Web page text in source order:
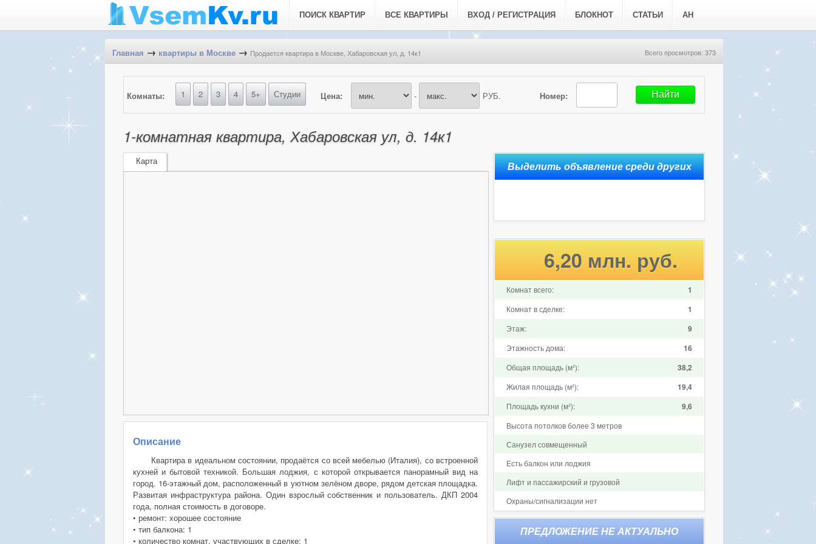
ПОИСК КВАРТИР ВСЕ КВАРТИРЫ ВХОД / РЕГИСТРАЦИЯ БЛОКНОТ СТАТЬИ АН
Главная → квартиры в Москве → Продается квартира в Москве, Хабаровская ул, д. 14к1 Всего просмотров: 373
Номер:
Комнаты: 1 2 3 4 5+ Студии Цена: - РУБ.
1-комнатная квартира, Хабаровская ул, д. 14к1
Карта
Описание
Квартира в идеальном состоянии, продаётся со всей мебелью (Италия), со встроенной
кухней и бытовой техникой. Большая лоджия, с которой открывается панорамный вид на
город. 16-этажный дом, расположенный в уютном зелёном дворе, рядом детская площадка.
Развитая инфраструктура района. Один взрослый собственник и пользователь. ДКП 2004
года, полная стоимость в договоре.
• ремонт: хорошее состояние
• тип балкона: 1
• количество комнат, участвующих в сделке: 1
6,20 млн. руб.
Комнат всего: 1
Комнат в сделке: 1
Этаж: 9
Этажность дома: 16
Общая площадь (м²): 38,2
Жилая площадь (м²): 19,4
Площадь кухни (м²): 9,6
Высота потолков более 3 метров
Санузел совмещенный
Есть балкон или лоджия
Лифт и пассажирский и грузовой
Охраны/сигнализации нет